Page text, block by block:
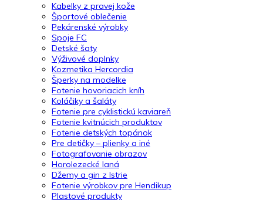
Kabelky z pravej kože
Športové oblečenie
Pekárenské výrobky
Spoje FC
Detské šaty
Výživové doplnky
Kozmetika Hercordia
Šperky na modelke
Fotenie hovoriacich kníh
Koláčiky a šaláty
Fotenie pre cyklistickú kaviareň
Fotenie kvitnúcich produktov
Fotenie detských topánok
Pre detičky – plienky a iné
Fotografovanie obrazov
Horolezecké laná
Džemy a gin z Istrie
Fotenie výrobkov pre Hendikup
Plastové produkty